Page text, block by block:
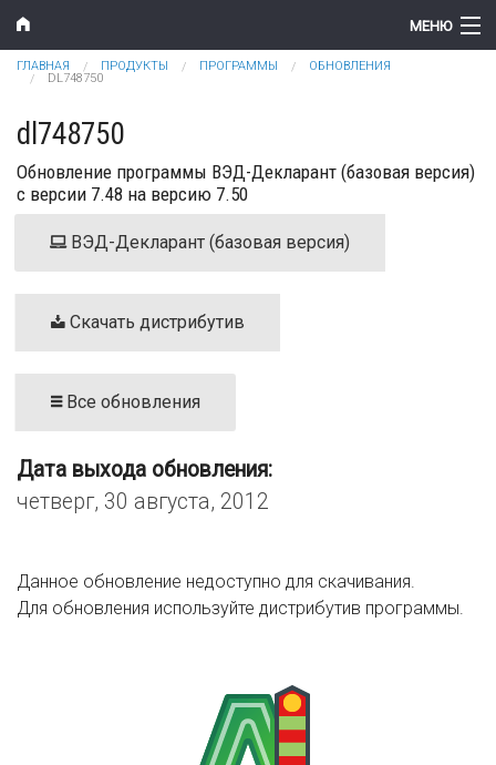
Перейти к основному содержанию
МЕНЮ
Компания
Новости
Продукты
Поддержка
Контакты
Вы здесь
ГЛАВНАЯ ПРОДУКТЫ ПРОГРАММЫ
ОБНОВЛЕНИЯ
DL748750
dl748750
Обновление программы ВЭД-Декларант (базовая версия)
с версии 7.48 на версию 7.50
ВЭД-Декларант (базовая версия)
Скачать дистрибутив
Все обновления
Дата выхода обновления:
четверг, 30 августа, 2012
Данное обновление недоступно для скачивания.
Для обновления используйте дистрибутив программы.